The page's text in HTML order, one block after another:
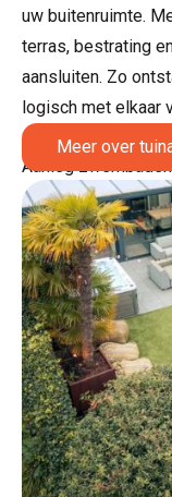
uw buitenruimte.
terras, bestrating
aansluiten. Zo
logisch met elkaar
Meer over
Aanleg zwembaden